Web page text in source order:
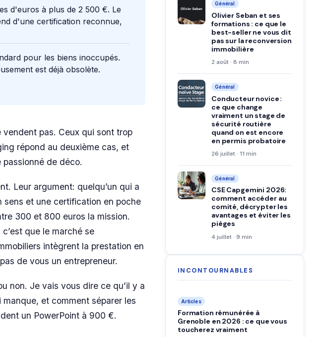
d'euros à plus de 2 500 €. Le
d'une certification reconnue,
pour les biens inoccupés.
est déjà obsolète.
pas. Ceux qui sont trop
répond au deuxième cas, et
passionné de déco.
Leur argument: quelqu’un qui a
et une certification en poche
300 et 800 euros la mission.
que le marché se
intègrent la prestation en
de vous un entrepreneur.
non. Je vais vous dire ce qu’il y a
et comment séparer les
un PowerPoint à 900 €.
Général
Olivier Seban et ses
formations : ce que le
best-seller ne vous dit
pas sur la reconversion
immobilière
2 août · 8 min
Général
Conducteur novice :
ce que change
vraiment un stage de
sécurité routière
quand on est encore
en permis probatoire
26 juillet · 11 min
Général
CSE Capgemini 2026:
comment accéder au
comité, décrypter les
avantages et éviter les
pièges
4 juillet · 9 min
INCONTOURNABLES
Articles
Formation rémunérée à
Grenoble en 2026 : ce que vous
toucherez vraiment